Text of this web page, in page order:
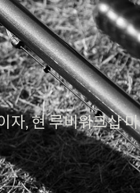
자, 현 루비워크샵 마